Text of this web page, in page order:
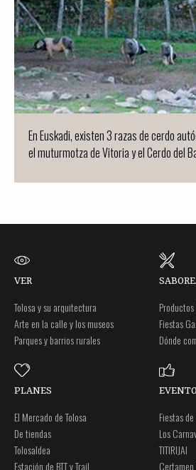
En Euskadi, existen 3 razas de cerdo
el muturmotza de Vitoria y el Cerdo del
VER
Tolosa y su arquitectura
Arte en la calle y los museos
Parques y barrios rurales
Fiestas
Dónde
PLANES
El Mercado de Tolosa
De tiendas
Tolosaldea
Estación de BTT y Trail
Fiestas
Los
TITIRIJAI